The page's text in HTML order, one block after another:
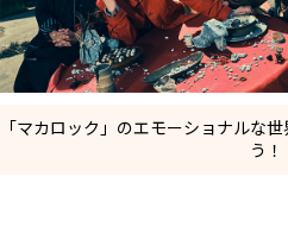
「マカロック」のエモーショナルな
う！